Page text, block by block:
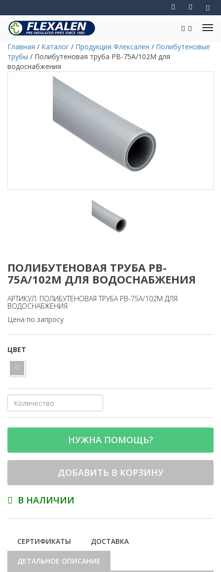
Главная / Каталог / Продукция Флексален / Полибутеновые
трубы / Полибутеновая труба PB-75A/102М для
водоснабжения
ПОЛИБУТЕНОВАЯ ТРУБА PB-
75A/102М ДЛЯ ВОДОСНАБЖЕНИЯ
АРТИКУЛ: ПОЛИБУТЕНОВАЯ ТРУБА PB-75A/102М ДЛЯ
ВОДОСНАБЖЕНИЯ
Цена по запросу
ЦВЕТ
НУЖНА ПОМОЩЬ?
ДОБАВИТЬ В КОРЗИНУ
В НАЛИЧИИ
СЕРТИФИКАТЫ ДОСТАВКА
ДЕТАЛЬНОЕ ОПИСАНИЕ